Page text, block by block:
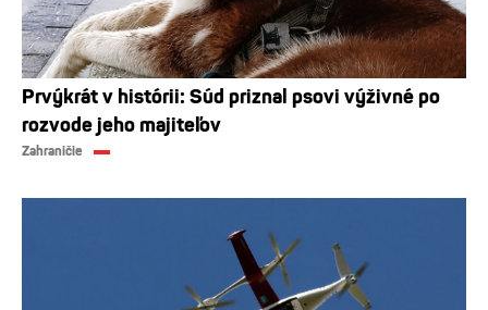
Prvýkrát v histórii: Súd priznal psovi výživné po
rozvode jeho majiteľov
Zahraničie